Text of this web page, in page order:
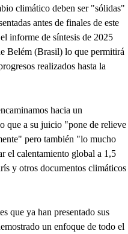
climático deben ser "sólidas"
antes de finales de este
informe de síntesis de 2025
Belém (Brasil) lo que permitirá
realizados hasta la
hacia un
que a su juicio "pone de relieve
pero también "lo mucho
el calentamiento global a 1,5
y otros documentos climáticos
que ya han presentado sus
un enfoque de todo el